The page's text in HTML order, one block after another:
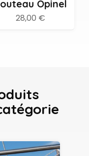
Opinel
28,00 €